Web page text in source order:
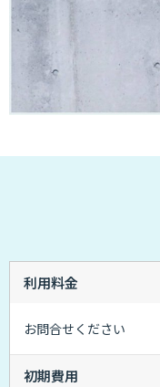
利用料金
お問合せください
初期費用